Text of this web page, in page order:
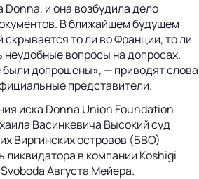
Donna, и она возбудила дело
В ближайшем будущем
то ли во Франции, то ли
неудобные вопросы на допросах.
допрошены», — приводят слова
представители.
иска Donna Union Foundation
Васинкевича Высокий суд
Виргинских островов (БВО)
ликвидатора в компании Koshigi
Августа Мейера.